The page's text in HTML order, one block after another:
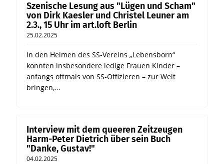
Szenische Lesung aus "Lügen und Scham"
von Dirk Kaesler und Christel Leuner am
2.3., 15 Uhr im art.loft Berlin
25.02.2025
In den Heimen des SS-Vereins „Lebensborn“
konnten insbesondere ledige Frauen Kinder –
anfangs oftmals von SS-Offizieren – zur Welt
bringen,...
Interview mit dem queeren Zeitzeugen
Harm-Peter Dietrich über sein Buch
"Danke, Gustav!"
04.02.2025